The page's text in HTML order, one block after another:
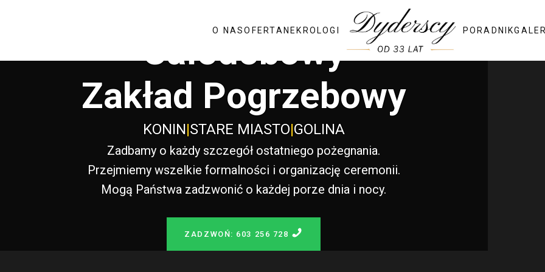
O NASOFERTANEKROLOGI PORADNIK
Całodobowy
Zakład Pogrzebowy
KONIN|STARE MIASTO|GOLINA
Zadbamy o każdy szczegół ostatniego pożegnania.
Przejmiemy wszelkie formalności i organizację ceremonii.
Mogą Państwa zadzwonić o każdej porze dnia i nocy.
ZADZWOŃ: 603 256 728